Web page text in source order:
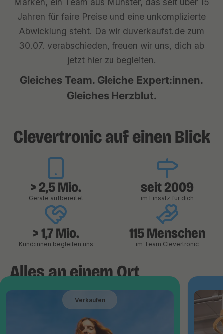
Marken, ein Team aus Münster, das seit über 15
Jahren für faire Preise und eine unkomplizierte
Abwicklung steht. Da wir duverkaufst.de zum
30.07. verabschieden, freuen wir uns, dich ab
jetzt hier zu begleiten.
Gleiches Team. Gleiche Expert:innen.
Gleiches Herzblut.
Clevertronic auf einen Blick
> 2,5 Mio.
Geräte aufbereitet
seit 2009
im Einsatz für dich
> 1,7 Mio.
Kund:innen begleiten uns
115 Menschen
im Team Clevertronic
Alles an einem Ort
Verkaufen